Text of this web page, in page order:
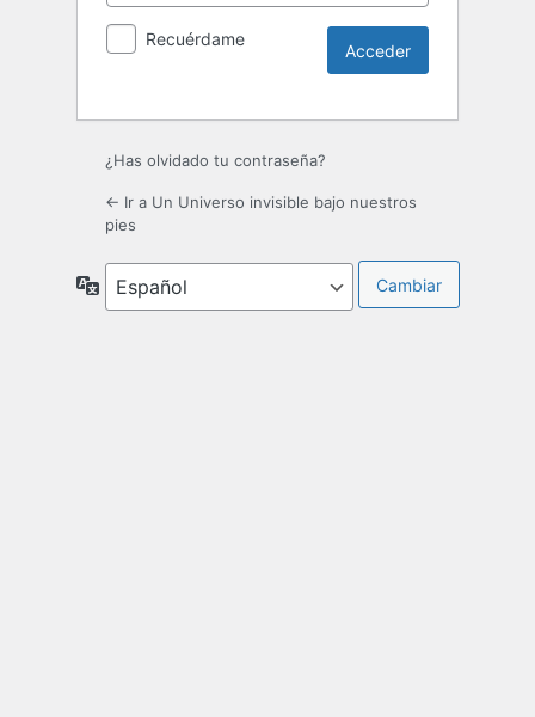
Recuérdame
¿Has olvidado tu contraseña?
← Ir a Un Universo invisible bajo nuestros
pies
Idioma